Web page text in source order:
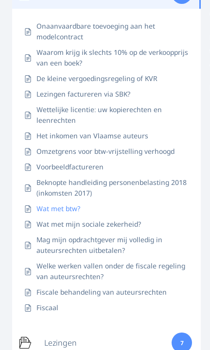
Onaanvaardbare toevoeging aan het
modelcontract
Waarom krijg ik slechts 10% op de verkoopprijs
van een boek?
De kleine vergoedingsregeling of KVR
Lezingen factureren via SBK?
Wettelijke licentie: uw kopierechten en
leenrechten
Het inkomen van Vlaamse auteurs
Omzetgrens voor btw-vrijstelling verhoogd
Voorbeeldfactureren
Beknopte handleiding personenbelasting 2018
(inkomsten 2017)
Wat met btw?
Wat met mijn sociale zekerheid?
Mag mijn opdrachtgever mij volledig in
auteursrechten uitbetalen?
Welke werken vallen onder de fiscale regeling
van auteursrechten?
Fiscale behandeling van auteursrechten
Fiscaal
Lezingen 7